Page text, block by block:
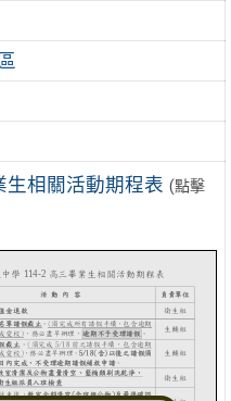
生相關活動期程表 (點擊